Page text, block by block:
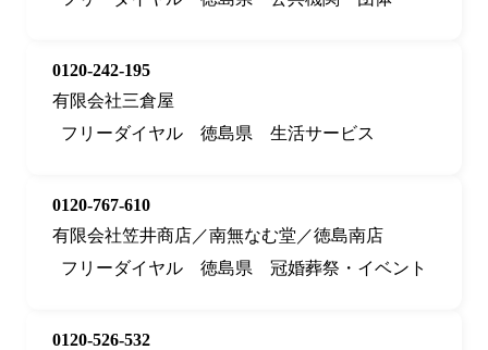
0120-242-195
有限会社三倉屋
フリーダイヤル
徳島県 生活サービス
0120-767-610
有限会社笠井商店／南無なむ堂／徳島南店
フリーダイヤル
徳島県 冠婚葬祭・イベント
0120-526-532